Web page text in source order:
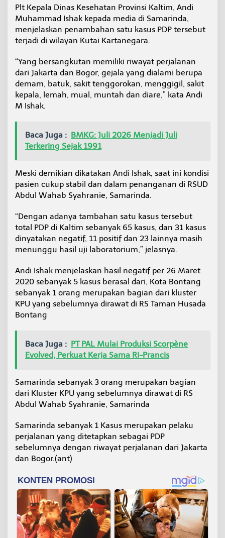
a
u
O
r
n
Plt Kepala Dinas Kesehatan Provinsi Kaltim, Andi
Muhammad Ishak kepada media di Samarinda,
menjelaskan penambahan satu kasus PDP tersebut
terjadi di wilayan Kutai Kartanegara.
“Yang bersangkutan memiliki riwayat perjalanan
dari Jakarta dan Bogor, gejala yang dialami berupa
demam, batuk, sakit tenggorokan, menggigil, sakit
kepala, lemah, mual, muntah dan diare,” kata Andi
M Ishak.
Baca Juga : BMKG: Juli 2026 Menjadi Juli
Terkering Sejak 1991
Meski demikian dikatakan Andi Ishak, saat ini kondisi
pasien cukup stabil dan dalam penanganan di RSUD
Abdul Wahab Syahranie, Samarinda.
“Dengan adanya tambahan satu kasus tersebut
total PDP di Kaltim sebanyak 65 kasus, dan 31 kasus
dinyatakan negatif, 11 positif dan 23 lainnya masih
menunggu hasil uji laboratorium,” jelasnya.
Andi Ishak menjelaskan hasil negatif per 26 Maret
2020 sebanyak 5 kasus berasal dari, Kota Bontang
sebanyak 1 orang merupakan bagian dari kluster
KPU yang sebelumnya dirawat di RS Taman Husada
Bontang
Baca Juga : PT PAL Mulai Produksi Scorpène
Evolved, Perkuat Kerja Sama RI-Prancis
Samarinda sebanyak 3 orang merupakan bagian
dari Kluster KPU yang sebelumnya dirawat di RS
Abdul Wahab Syahranie, Samarinda
Samarinda sebanyak 1 Kasus merupakan pelaku
perjalanan yang ditetapkan sebagai PDP
sebelumnya dengan riwayat perjalanan dari Jakarta
dan Bogor.(ant)